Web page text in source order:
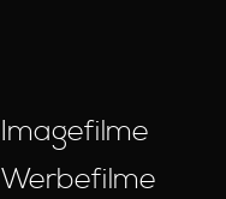
Imagefilme
Werbefilme